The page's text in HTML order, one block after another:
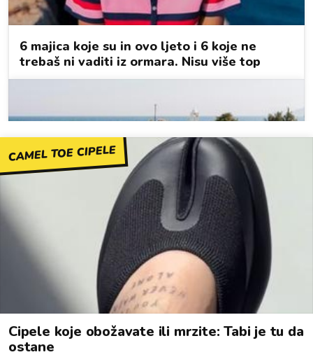
CAMEL TOE CIPELE
Cipele koje obožavate ili mrzite: Tabi je tu da
ostane